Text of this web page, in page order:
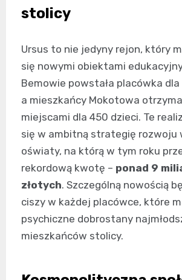
stolicy
Ursus to nie jedyny rejon, który
się nowymi obiektami
Bemowie powstała placówka
a mieszkańcy Mokotowa
miejscami dla 450 dzieci. Te
się w ambitną strategię rozwoju
oświaty, na którą w tym roku
rekordową kwotę – ponad 9
złotych. Szczególną nowością
ciszy w każdej placówce, które
psychiczne dobrostany
mieszkańców stolicy.